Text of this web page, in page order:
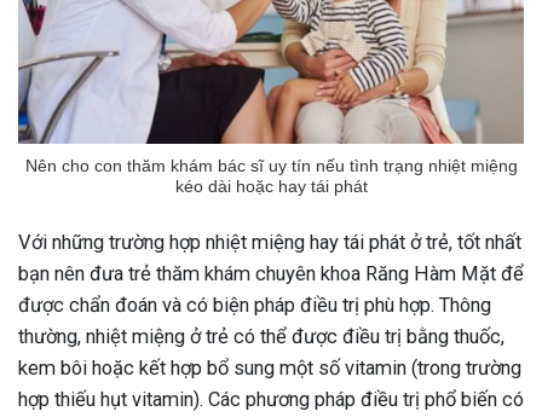
Nên cho con thăm khám bác sĩ uy tín nếu tình trạng nhiệt miệng
kéo dài hoặc hay tái phát
Với những trường hợp nhiệt miệng hay tái phát ở trẻ, tốt nhất
bạn nên đưa trẻ thăm khám chuyên khoa Răng Hàm Mặt để
được chẩn đoán và có biện pháp điều trị phù hợp. Thông
thường, nhiệt miệng ở trẻ có thể được điều trị bằng thuốc,
kem bôi hoặc kết hợp bổ sung một số vitamin (trong trường
hợp thiếu hụt vitamin). Các phương pháp điều trị phổ biến có